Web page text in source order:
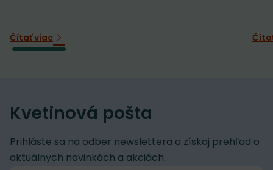
Čítať viac
Kvetinová pošta
Prihláste sa na odber newslettera a získaj prehľad o
aktuálnych novinkách a akciách.